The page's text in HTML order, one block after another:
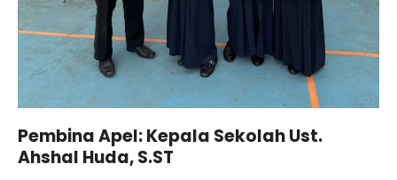
Pembina Apel: Kepala Sekolah Ust.
Ahshal Huda, S.ST